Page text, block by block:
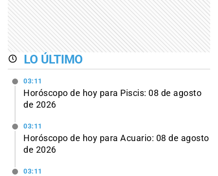
LO ÚLTIMO
03:11
Horóscopo de hoy para Piscis: 08 de agosto
de 2026
03:11
Horóscopo de hoy para Acuario: 08 de agosto
de 2026
03:11